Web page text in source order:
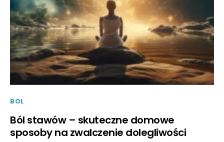
BOL
Ból stawów – skuteczne domowe
sposoby na zwalczenie dolegliwości